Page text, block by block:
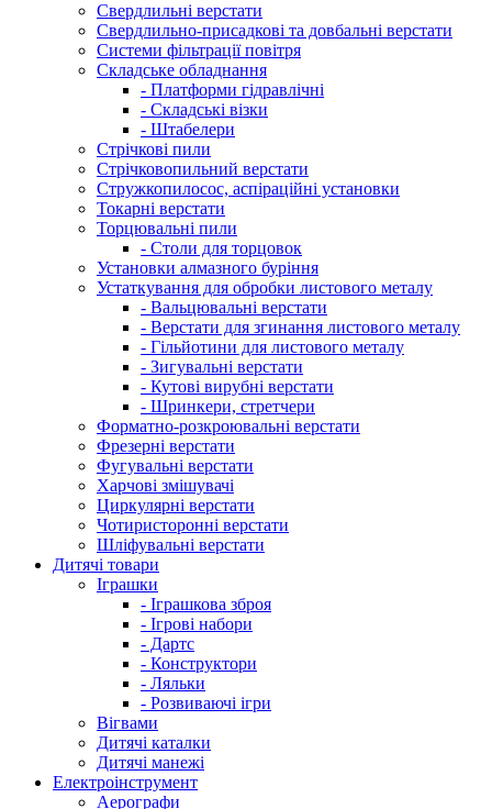
Свердлильні верстати
Свердлильно-присадкові та довбальні верстати
Системи фільтрації повітря
Складське обладнання
- Платформи гідравлічні
- Складські візки
- Штабелери
Стрічкові пили
Стрічковопильний верстати
Стружкопилосос, аспіраційні установки
Токарні верстати
Торцювальні пили
- Столи для торцовок
Установки алмазного буріння
Устаткування для обробки листового металу
- Вальцювальні верстати
- Верстати для згинання листового металу
- Гільйотини для листового металу
- Зигувальні верстати
- Кутові вирубні верстати
- Шринкери, стретчери
Форматно-розкроювальні верстати
Фрезерні верстати
Фугувальні верстати
Харчові змішувачі
Циркулярні верстати
Чотиристоронні верстати
Шліфувальні верстати
Дитячі товари
Іграшки
- Іграшкова зброя
- Ігрові набори
- Дартс
- Конструктори
- Ляльки
- Розвиваючі ігри
Вігвами
Дитячі каталки
Дитячі манежі
Електроінструмент
Аерографи